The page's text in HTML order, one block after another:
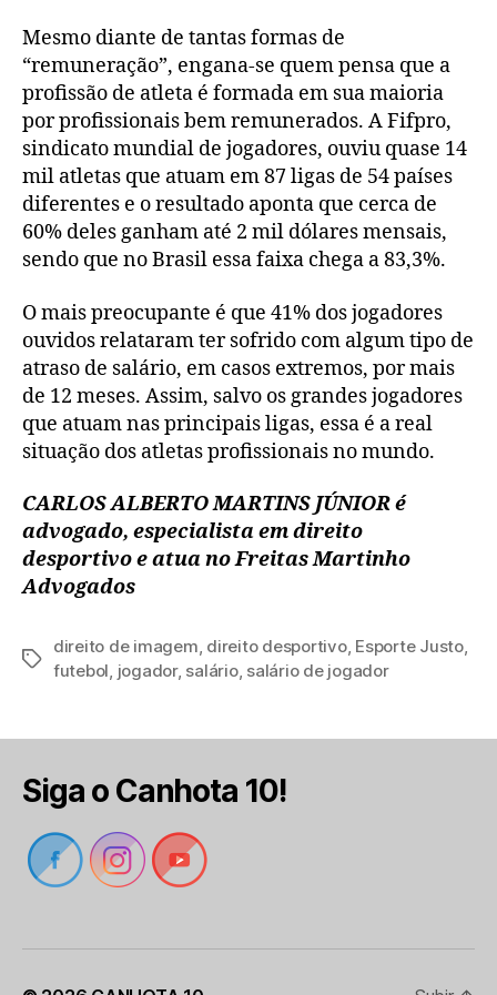
Mesmo diante de tantas formas de
“remuneração”, engana-se quem pensa que a
profissão de atleta é formada em sua maioria
por profissionais bem remunerados. A Fifpro,
sindicato mundial de jogadores, ouviu quase 14
mil atletas que atuam em 87 ligas de 54 países
diferentes e o resultado aponta que cerca de
60% deles ganham até 2 mil dólares mensais,
sendo que no Brasil essa faixa chega a 83,3%.
O mais preocupante é que 41% dos jogadores
ouvidos relataram ter sofrido com algum tipo de
atraso de salário, em casos extremos, por mais
de 12 meses. Assim, salvo os grandes jogadores
que atuam nas principais ligas, essa é a real
situação dos atletas profissionais no mundo.
CARLOS ALBERTO MARTINS JÚNIOR é
advogado, especialista em direito
desportivo e atua no Freitas Martinho
Advogados
Tags
direito de imagem, direito desportivo, Esporte Justo,
futebol, jogador, salário, salário de jogador
Siga o Canhota 10!